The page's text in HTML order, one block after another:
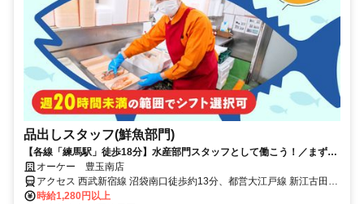
品出しスタッフ(鮮魚部門)
【各線「練馬駅」徒歩18分】水産部門スタッフとして働こう！／まずは
簡単作業から！雰囲気の良さ◎
オーケー 豊玉南店
アクセス 西武新宿線 沼袋南口徒歩約13分、都営大江戸線 新江古田A2
口徒歩約14分、西武池袋線 桜台（東京都）南口徒歩約17分 各線「練
時給1,280円以上